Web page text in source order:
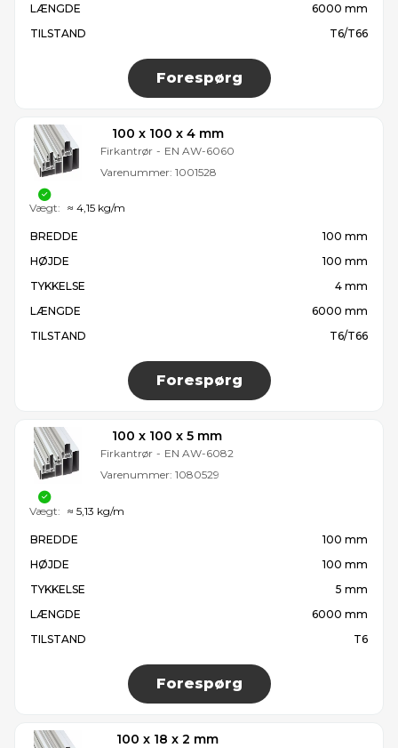
LÆNGDE
6000 mm
TILSTAND
T6/T66
Forespørg
100 x 100 x 4 mm
Firkantrør - EN AW-6060
Varenummer: 1001528
BREDDE
100 mm
HØJDE
100 mm
TYKKELSE
4 mm
LÆNGDE
6000 mm
TILSTAND
T6/T66
Forespørg
Vægt: ≈ 4,15 kg/m
100 x 100 x 5 mm
Firkantrør - EN AW-6082
Varenummer: 1080529
BREDDE
100 mm
HØJDE
100 mm
TYKKELSE
5 mm
LÆNGDE
6000 mm
TILSTAND
T6
Forespørg
Vægt: ≈ 5,13 kg/m
100 x 18 x 2 mm